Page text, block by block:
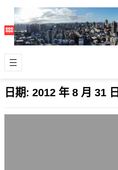
日期: 2012 年 8 月 31 日